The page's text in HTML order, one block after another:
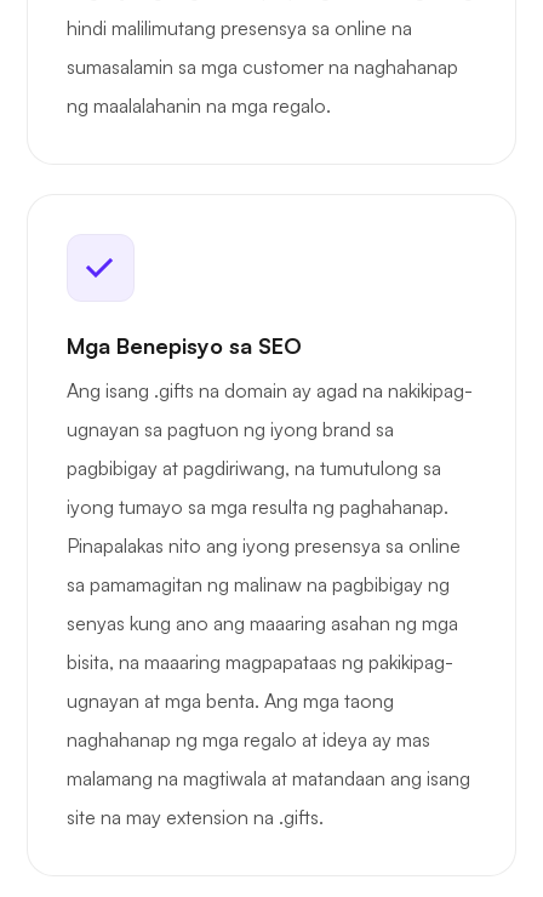
hindi malilimutang presensya sa online na
sumasalamin sa mga customer na naghahanap
ng maalalahanin na mga regalo.
Mga Benepisyo sa SEO
Ang isang .gifts na domain ay agad na nakikipag-
ugnayan sa pagtuon ng iyong brand sa
pagbibigay at pagdiriwang, na tumutulong sa
iyong tumayo sa mga resulta ng paghahanap.
Pinapalakas nito ang iyong presensya sa online
sa pamamagitan ng malinaw na pagbibigay ng
senyas kung ano ang maaaring asahan ng mga
bisita, na maaaring magpapataas ng pakikipag-
ugnayan at mga benta. Ang mga taong
naghahanap ng mga regalo at ideya ay mas
malamang na magtiwala at matandaan ang isang
site na may extension na .gifts.